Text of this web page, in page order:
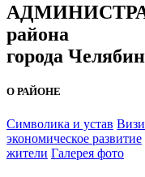
района
города
О РАЙОНЕ
Символика и устав
экономическое развитие
жители Галерея фото